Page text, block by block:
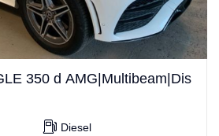
350 d AMG|Multibeam|Dis
Diesel